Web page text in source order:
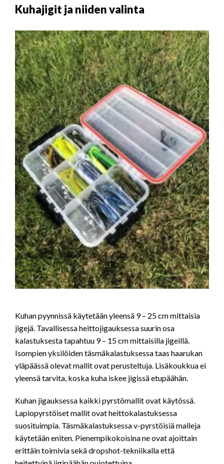
Kuhajigit ja niiden valinta
Kuhan pyynnissä käytetään yleensä 9 – 25 cm mittaisia
jigejä. Tavallisessa heittojigauksessa suurin osa
kalastuksesta tapahtuu 9 – 15 cm mittaisilla jigeillä.
Isompien yksilöiden täsmäkalastuksessa taas haarukan
yläpäässä olevat mallit ovat perusteltuja. Lisäkoukkua ei
yleensä tarvita, koska kuha iskee jigissä etupäähän.
Kuhan jigauksessa kaikki pyrstömallit ovat käytössä.
Lapiopyrstöiset mallit ovat heittokalastuksessa
suosituimpia. Täsmäkalastuksessa v-pyrstöisiä malleja
käytetään eniten. Pienempikokoisina ne ovat ajoittain
erittäin toimivia sekä dropshot-tekniikalla että